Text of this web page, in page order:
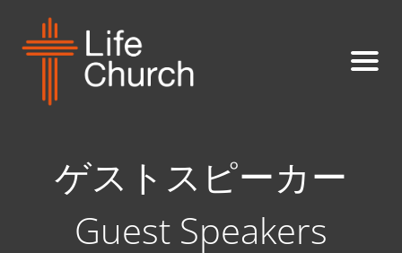
ゲストスピーカー
Guest Speakers